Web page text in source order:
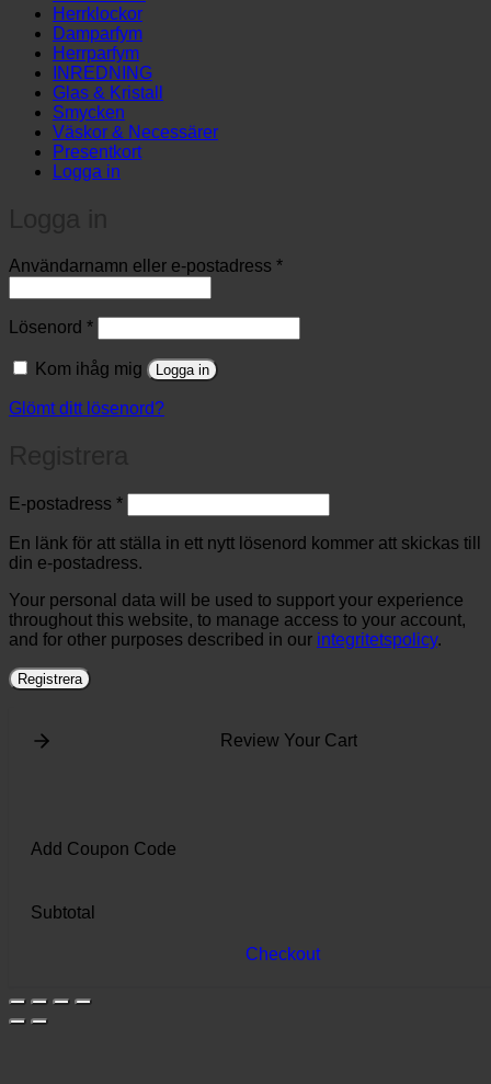
Herrklockor
Damparfym
Herrparfym
INREDNING
Glas & Kristall
Smycken
Väskor & Necessärer
Presentkort
Logga in
Användarnamn eller e-postadress *Obligatoriskt
Lösenord *Obligatoriskt
Kom ihåg mig Logga in
Glömt ditt lösenord?
E-postadress *Obligatoriskt
En länk för att ställa in ett nytt lösenord kommer att skickas till
din e-postadress.
Your personal data will be used to support your experience
throughout this website, to manage access to your account,
and for other purposes described in our integritetspolicy.
Registrera
Review Your Cart
Add Coupon Code
Subtotal
Checkout